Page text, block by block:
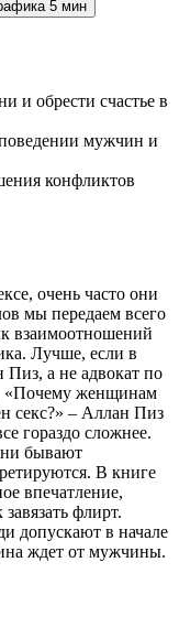
5 мин
и обрести счастье в
мужчин и
конфликтов
очень часто они
мы передаем всего
взаимоотношений
Лучше, если в
Пиз, а не адвокат по
«Почему женщинам
секс?» – Аллан Пиз
гораздо сложнее.
бывают
В книге
впечатление,
флирт.
допускают в начале
ждет от мужчины.